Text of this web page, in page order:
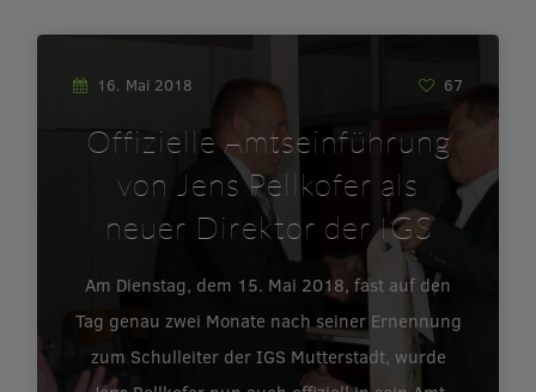
16. Mai 2018 67
Offizielle Amtseinführung
von Jens Pellkofer als
neuer Direktor der IGS
Am Dienstag, dem 15. Mai 2018, fast auf den
Tag genau zwei Monate nach seiner Ernennung
zum Schulleiter der IGS Mutterstadt, wurde